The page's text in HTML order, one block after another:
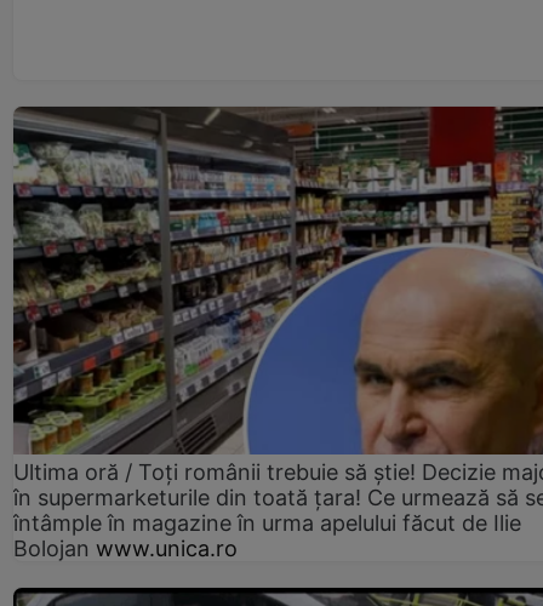
Ultima oră / Toți românii trebuie să știe! Decizie
în supermarketurile din toată țara! Ce urmează să
întâmple în magazine în urma apelului făcut de Ilie
Bolojan www.unica.ro